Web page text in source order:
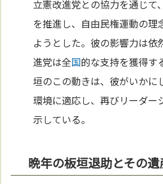
立憲改進党との協力を通じて
を推進し、自由民権運動の理
ようとした。彼の影響力は依
進党は全国的な支持を獲得す
垣のこの動きは、彼がいかに
環境に適応し、再びリーダー
示している。
晩年の板垣退助とその遺